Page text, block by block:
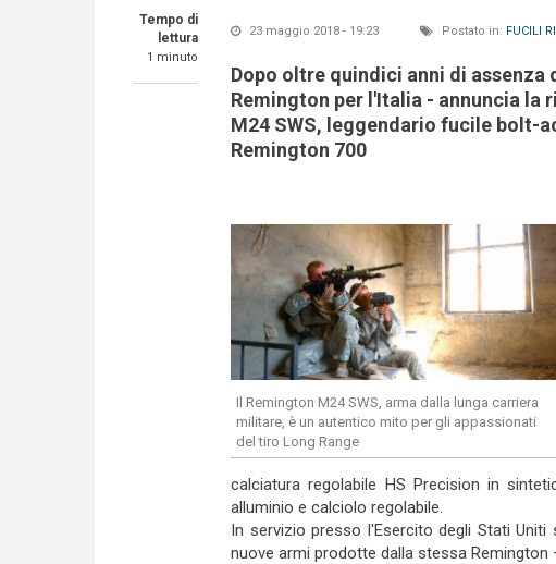
Tempo di
lettura
1 minuto
23 maggio 2018 - 19:23 Postato in: FUCILI
Dopo oltre quindici anni di
Remington per l'Italia - annuncia la
M24 SWS, leggendario fucile bolt-
Remington 700
Il Remington M24 SWS, arma dalla lunga carriera
militare, è un autentico mito per gli appassionati
del tiro Long Range
calciatura regolabile HS Precision in
alluminio e calciolo regolabile.
In servizio presso l'Esercito degli Stati
nuove armi prodotte dalla stessa Remington